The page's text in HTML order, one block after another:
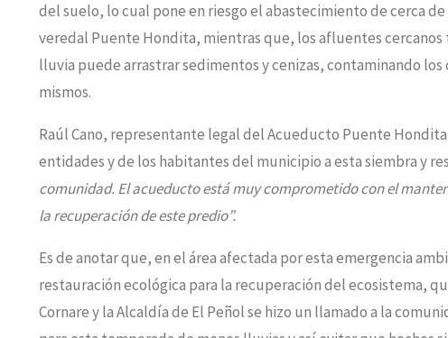
del suelo, lo cual pone en riesgo el abastecimiento de cerca
veredal Puente Hondita, mientras que, los afluentes
lluvia puede arrastrar sedimentos y cenizas, contaminando
mismos.
Raúl Cano, representante legal del Acueducto Puente
entidades y de los habitantes del municipio a esta siembra y
comunidad. El acueducto está muy comprometido con el
la recuperación de este predio”.
Es de anotar que, en el área afectada por esta emergencia
restauración ecológica para la recuperación del ecosistema,
Cornare y la Alcaldía de El Peñol se hizo un llamado a la